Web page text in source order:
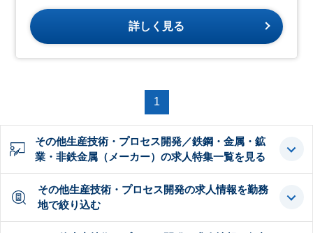
詳しく見る
1
その他生産技術・プロセス開発／鉄鋼・金属・鉱
業・非鉄金属（メーカー）の求人特集一覧を見る
その他生産技術・プロセス開発の求人情報を勤務
地で絞り込む